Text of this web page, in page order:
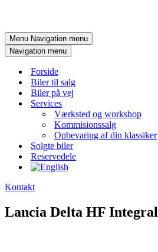
Menu Navigation menu
Navigation menu
Forside
Biler til salg
Biler på vej
Services
Værksted og workshop
Kommisionssalg
Opbevaring af din klassiker
Solgte biler
Reservedele
Kontakt
Lancia Delta HF